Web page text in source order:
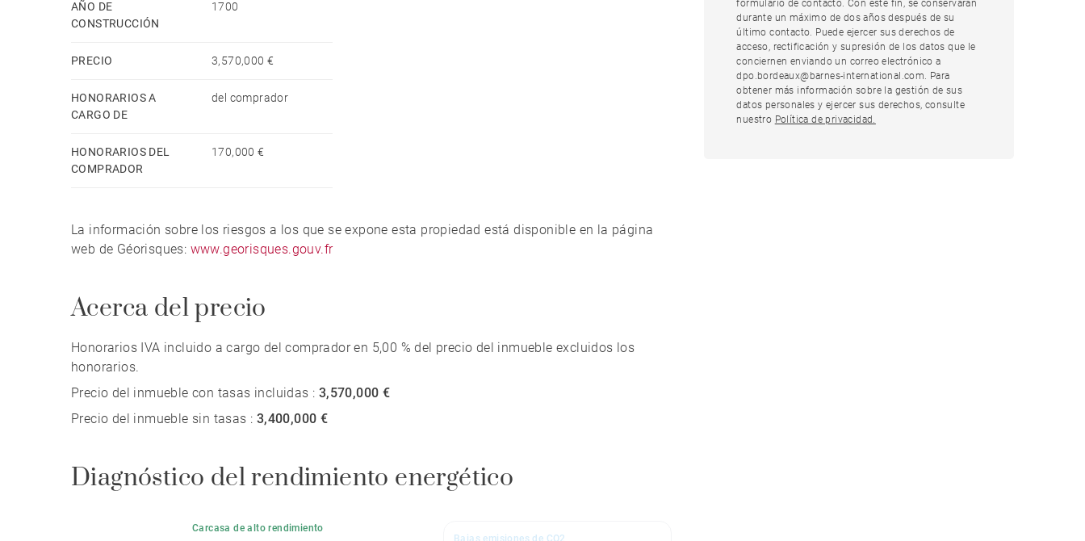
AÑO DE
CONSTRUCCIÓN
1700
PRECIO 3,570,000 €
HONORARIOS A
CARGO DE
del comprador
HONORARIOS DEL
COMPRADOR
170,000 €
La información sobre los riesgos a los que se expone esta propiedad está disponible en la página
web de Géorisques: www.georisques.gouv.fr
Acerca del precio
Honorarios IVA incluido a cargo del comprador en 5,00 % del precio del inmueble excluidos los
honorarios.
Precio del inmueble con tasas incluidas : 3,570,000 €
Precio del inmueble sin tasas : 3,400,000 €
Diagnóstico del rendimiento energético
Carcasa de alto rendimiento
Bajas emisiones de CO2
formulario de contacto. Con este fin, se conservarán
durante un máximo de dos años después de su
último contacto. Puede ejercer sus derechos de
acceso, rectificación y supresión de los datos que le
conciernen enviando un correo electrónico a
dpo.bordeaux@barnes-international.com. Para
obtener más información sobre la gestión de sus
datos personales y ejercer sus derechos, consulte
nuestro Política de privacidad.